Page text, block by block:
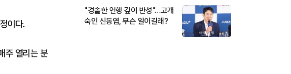
이다.
주 열리는 분
"경솔한 언행 깊이 반성"…고개
숙인 신동엽, 무슨 일이길래?